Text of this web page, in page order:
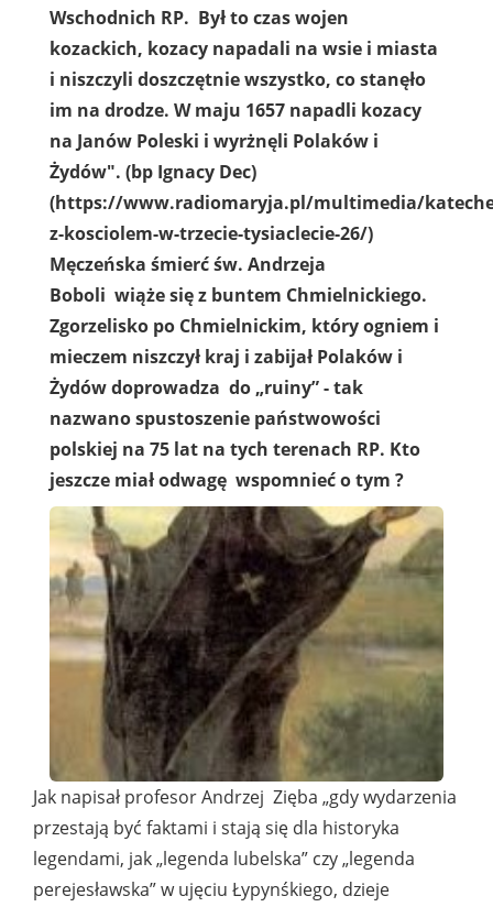
Wschodnich RP. Był to czas wojen
kozackich, kozacy napadali na wsie i miasta
i niszczyli doszczętnie wszystko, co stanęło
im na drodze. W maju 1657 napadli kozacy
na Janów Poleski i wyrżnęli Polaków i
Żydów". (bp Ignacy Dec)
(https://www.radiomaryja.pl/multimedia/
z-kosciolem-w-trzecie-tysiaclecie-26/)
Męczeńska śmierć św. Andrzeja
Boboli wiąże się z buntem Chmielnickiego.
Zgorzelisko po Chmielnickim, który ogniem i
mieczem niszczył kraj i zabijał Polaków i
Żydów doprowadza do „ruiny” - tak
nazwano spustoszenie państwowości
polskiej na 75 lat na tych terenach RP. Kto
jeszcze miał odwagę wspomnieć o tym ?
Jak napisał profesor Andrzej Zięba „gdy wydarzenia
przestają być faktami i stają się dla historyka
legendami, jak „legenda lubelska” czy „legenda
perejesławska” w ujęciu Łypynśkiego, dzieje